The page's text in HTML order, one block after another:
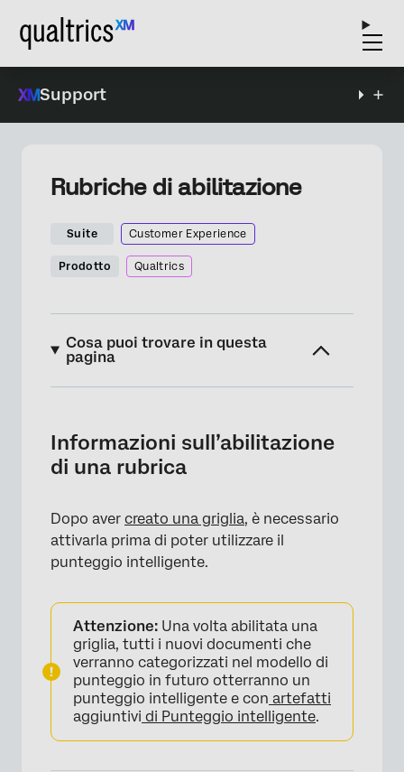
Support
Rubriche di abilitazione
Suite Customer Experience
Prodotto Qualtrics
Cosa puoi trovare in questa
pagina
Abilitazione di una rubrica
Disabilitare una rubrica
Informazioni sull’abilitazione
di una rubrica
Dopo aver creato una griglia, è necessario
attivarla prima di poter utilizzare il
punteggio intelligente.
Attenzione: Una volta abilitata una
griglia, tutti i nuovi documenti che
verranno categorizzati nel modello di
punteggio in futuro otterranno un
punteggio intelligente e con artefatti
aggiuntivi di Punteggio intelligente.